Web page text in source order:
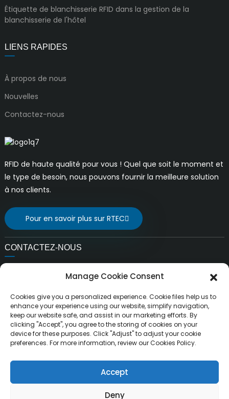
Étiquette de blanchisserie RFID dans la gestion de la
blanchisserie de l'hôtel
LIENS RAPIDES
À propos de nous
Nouvelles
Contactez-nous
RFID de haute qualité pour vous ! Quel que soit le moment et
le type de besoin, nous pouvons fournir la meilleure solution
à nos clients.
Pour en savoir plus sur RTEC
CONTACTEZ-NOUS
ventes@rfrid.com
Adresse:
10e bâtiment, base d'innovation, district d'innovation
scientifique, ville de MianYang, Sichuan, Chine 621000
Droits d'auteur © MianYang RuiTai Intelligent Technology Co.,
Tous droits réservés.
Manage Cookie Consent
Cookies give you a personalized experience. Cookie files help us to
enhance your experience using our website, simplify navigation,
keep our website safe, and assist in our marketing efforts. By
clicking "Accept", you agree to the storing of cookies on your
device for these purposes. Click "Adjust" to adjust your cookie
preferences. For more information, review our Cookies Policy.
Accept
Deny